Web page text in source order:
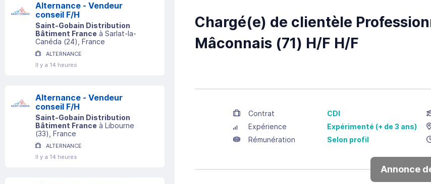
Alternance - Vendeur
conseil F/H
Saint-Gobain Distribution
Bâtiment France à Sarlat-la-
Canéda (24) , France
ALTERNANCE
Il y a 14 heures
Alternance - Vendeur
conseil F/H
Saint-Gobain Distribution
Bâtiment France à Libourne
(33) , France
ALTERNANCE
Il y a 14 heures
Chargé(e) de clientèle
Mâconnais (71) H/F H/F
Contrat CDI
Expérience
Expérimenté (+ de 3 ans)
Rémunération
Selon profil
Annonce